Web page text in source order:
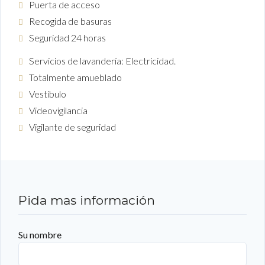
Puerta de acceso
Recogida de basuras
Seguridad 24 horas
Servicios de lavandería: Electricidad.
Totalmente amueblado
Vestíbulo
Videovigilancia
Vigilante de seguridad
Pida mas información
Su nombre